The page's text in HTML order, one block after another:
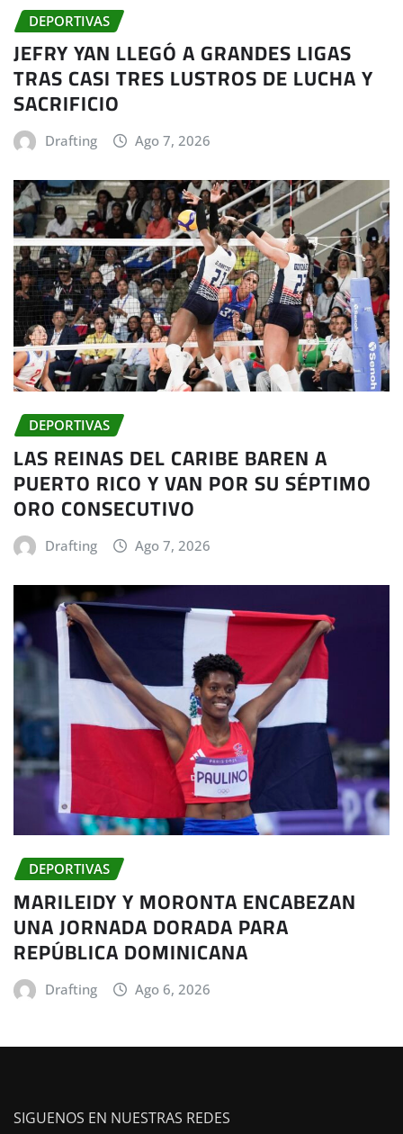
DEPORTIVAS
JEFRY YAN LLEGÓ A GRANDES LIGAS
TRAS CASI TRES LUSTROS DE LUCHA Y
SACRIFICIO
Drafting Ago 7, 2026
DEPORTIVAS
LAS REINAS DEL CARIBE BAREN A
PUERTO RICO Y VAN POR SU SÉPTIMO
ORO CONSECUTIVO
Drafting Ago 7, 2026
DEPORTIVAS
MARILEIDY Y MORONTA ENCABEZAN
UNA JORNADA DORADA PARA
REPÚBLICA DOMINICANA
Drafting Ago 6, 2026
SIGUENOS EN NUESTRAS REDES